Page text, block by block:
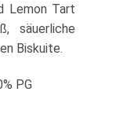
Lemon Tart
säuerliche
Biskuite.
PG